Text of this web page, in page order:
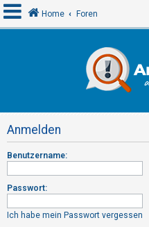
e
l
d
e
n
Home Foren
Anmelden
Benutzername:
Passwort:
Ich habe mein Passwort vergessen